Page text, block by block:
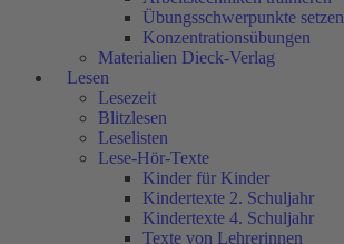
Übungsschwerpunkte setzen
Konzentrationsübungen
Materialien Dieck-Verlag
Lesen
Lesezeit
Blitzlesen
Leselisten
Lese-Hör-Texte
Kinder für Kinder
Kindertexte 2. Schuljahr
Kindertexte 4. Schuljahr
Texte von Lehrerinnen